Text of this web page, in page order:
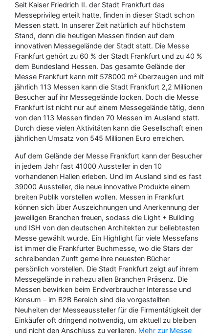
Seit Kaiser Friedrich II. der Stadt Frankfurt das
Messeprivileg erteilt hatte, finden in dieser Stadt schon
Messen statt. In unserer Zeit natürlich auf höchstem
Stand, denn die heutigen Messen finden auf dem
innovativen Messegelände der Stadt statt. Die Messe
Frankfurt gehört zu 60 % der Stadt Frankfurt und zu 40 %
dem Bundesland Hessen. Das gesamte Gelände der
Messe Frankfurt kann mit 578000 m² überzeugen und mit
jährlich 113 Messen kann die Stadt Frankfurt 2,2 Millionen
Besucher auf ihr Messegelände locken. Doch die Messe
Frankfurt ist nicht nur auf einem Messegelände tätig, denn
von den 113 Messen finden 70 Messen im Ausland statt.
Durch diese vielen Aktivitäten kann die Gesellschaft einen
jährlichen Umsatz von 545 Millionen Euro erreichen.
Auf dem Gelände der Messe Frankfurt kann der Besucher
in jedem Jahr fast 41000 Aussteller in den 10
vorhandenen Hallen erleben. Und im Ausland sind es fast
39000 Aussteller, die neue innovative Produkte einem
breiten Publik vorstellen wollen. Messen in Frankfurt
können sich über Auszeichnungen und Anerkennung der
jeweiligen Branchen freuen, sodass die Light + Building
und ISH von den deutschen Architekten zur beliebtesten
Messe gewählt wurde. Ein Highlight für viele Messefans
ist immer die Frankfurter Buchmesse, wo die Stars der
schreibenden Zunft gerne ihre neuesten Bücher
persönlich vorstellen. Die Stadt Frankfurt zeigt auf ihrem
Messegelände in nahezu allen Branchen Präsenz. Die
Messen bewirken beim Endverbraucher Interesse und
Konsum – im B2B Bereich sind die vorgestellten
Neuheiten der Messeaussteller für die Firmentätigkeit der
Einkäufer oft dringend notwendig, um aktuell zu bleiben
und nicht den Anschluss zu verlieren. Mehr zur Messe